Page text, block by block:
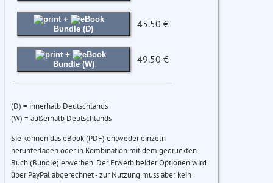
+
Bundle (D)
45.50 €
+
Bundle (W)
49.50 €
(D) = innerhalb Deutschlands
(W) = außerhalb Deutschlands
Sie können das eBook (PDF) entweder einzeln
herunterladen oder in Kombination mit dem gedruckten
Buch (Bundle) erwerben. Der Erwerb beider Optionen wird
über PayPal abgerechnet - zur Nutzung muss aber kein